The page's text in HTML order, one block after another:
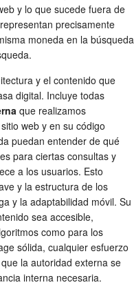
y lo que sucede fuera de
representan precisamente
moneda en la búsqueda
y el contenido que
digital. Incluye todas
que realizamos
web y en su código
puedan entender de qué
para ciertas consultas y
a los usuarios. Esto
y la estructura de los
y la adaptabilidad móvil. Su
sea accesible,
como para los
sólida, cualquier esfuerzo
la autoridad externa se
interna necesaria.